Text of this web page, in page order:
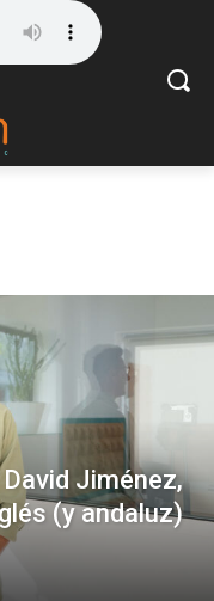
Jiménez,
(y andaluz)